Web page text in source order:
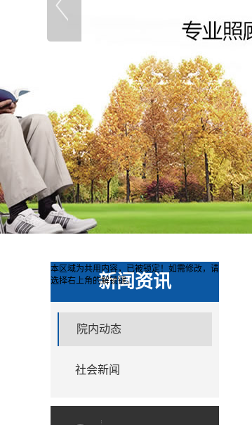
新闻资讯
院内动态
社会新闻
本区域为共用内容，已被锁定！如需修改，请
选择右上角的解锁键。